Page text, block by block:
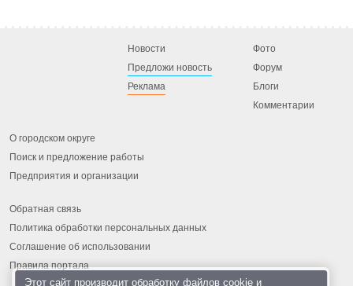
Новости
Предложи новость
Реклама
Фото
Форум
Блоги
Комментарии
О городском округе
Поиск и предложение работы
Предприятия и организации
Обратная связь
Политика обработки персональных данных
Соглашение об использовании
Правила портала
Этот сайт производит обработку файлов cookieи